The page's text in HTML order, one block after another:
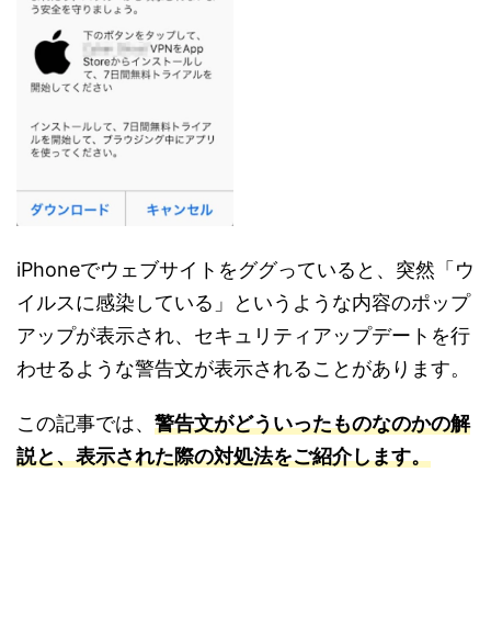
iPhoneでウェブサイトをググっていると、突然「ウ
イルスに感染している」というような内容のポップ
アップが表示され、セキュリティアップデートを行
わせるような警告文が表示されることがあります。
この記事では、 警告文がどういったものなのかの解
説と、表示された際の対処法をご紹介します。